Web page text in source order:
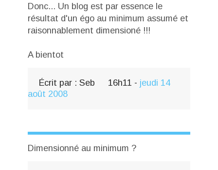
Donc... Un blog est par essence le
résultat d'un égo au minimum assumé et
raisonnablement dimensioné !!!
A bientot
Écrit par : Seb 16h11 - jeudi 14
août 2008
Dimensionné au minimum ?